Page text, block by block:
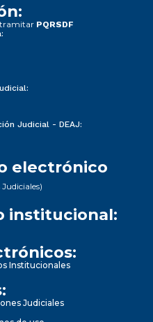
PQRSDF
Judicial - DEAJ:
electrónico
Judiciales)
institucional:
Institucionales
Judiciales